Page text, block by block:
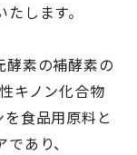
します。
素の補酵素の
キノン化合物
食品用原料と
あり、